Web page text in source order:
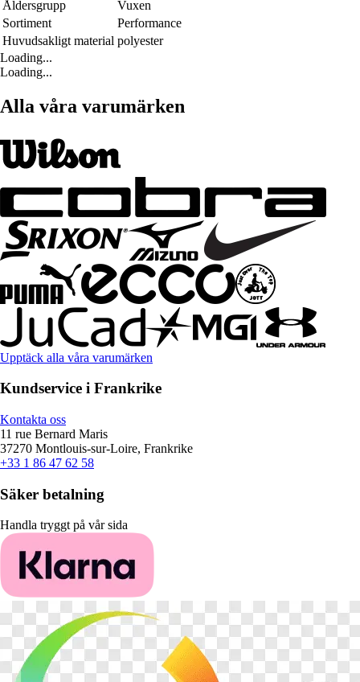
Åldersgrupp
Vuxen
Sortiment
Performance
Huvudsakligt material polyester
Loading...
Loading...
Alla våra varumärken
Upptäck alla våra varumärken
Kundservice i Frankrike
Kontakta oss
11 rue Bernard Maris
37270 Montlouis-sur-Loire, Frankrike
+33 1 86 47 62 58
Säker betalning
Handla tryggt på vår sida